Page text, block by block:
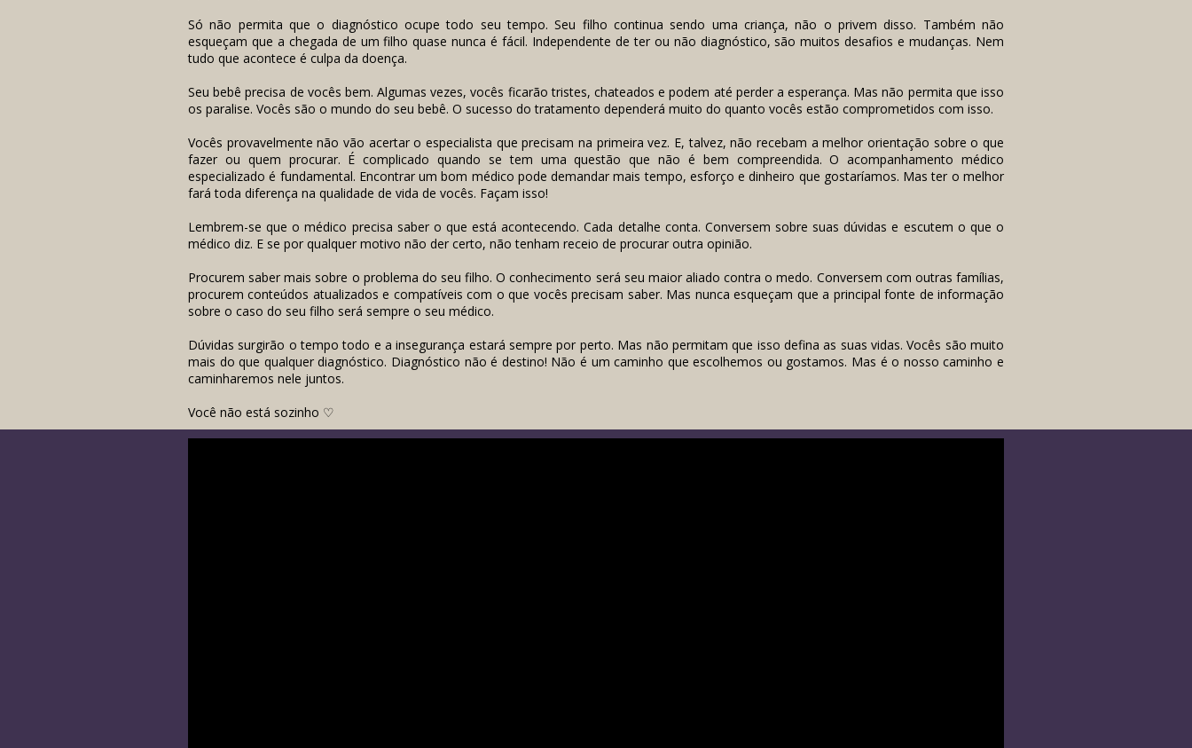
Só não permita que o diagnóstico ocupe todo seu tempo. Seu filho continua sendo uma criança, não o privem disso. Também não
esqueçam que a chegada de um filho quase nunca é fácil. Independente de ter ou não diagnóstico, são muitos desafios e mudanças. Nem
tudo que acontece é culpa da doença.
Seu bebê precisa de vocês bem. Algumas vezes, vocês ficarão tristes, chateados e podem até perder a esperança. Mas não permita que isso
os paralise. Vocês são o mundo do seu bebê. O sucesso do tratamento dependerá muito do quanto vocês estão comprometidos com isso.
Vocês provavelmente não vão acertar o especialista que precisam na primeira vez. E, talvez, não recebam a melhor orientação sobre o que
fazer ou quem procurar. É complicado quando se tem uma questão que não é bem compreendida. O acompanhamento médico
especializado é fundamental. Encontrar um bom médico pode demandar mais tempo, esforço e dinheiro que gostaríamos. Mas ter o melhor
fará toda diferença na qualidade de vida de vocês. Façam isso!
Lembrem-se que o médico precisa saber o que está acontecendo. Cada detalhe conta. Conversem sobre suas dúvidas e escutem o que o
médico diz. E se por qualquer motivo não der certo, não tenham receio de procurar outra opinião.
Procurem saber mais sobre o problema do seu filho. O conhecimento será seu maior aliado contra o medo. Conversem com outras famílias,
procurem conteúdos atualizados e compatíveis com o que vocês precisam saber. Mas nunca esqueçam que a principal fonte de informação
sobre o caso do seu filho será sempre o seu médico.
Dúvidas surgirão o tempo todo e a insegurança estará sempre por perto. Mas não permitam que isso defina as suas vidas. Vocês são muito
mais do que qualquer diagnóstico. Diagnóstico não é destino! Não é um caminho que escolhemos ou gostamos. Mas é o nosso caminho e
caminharemos nele juntos.
Você não está sozinho ♡